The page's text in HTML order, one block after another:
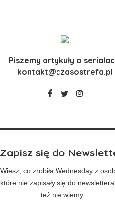
Piszemy artykuły o
kontakt@czasostrefa.pl
Zapisz się do
Wiesz, co zrobiła Wednesday z
które nie zapisały się do
też nie wiemy...